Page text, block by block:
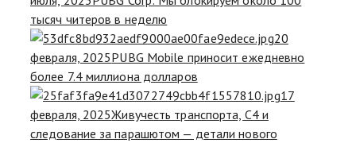
тысяч читеров в неделю
20
февраля, 2025PUBG Mobile приносит ежедневно
более 7.4 миллиона долларов
17
февраля, 2025Живучесть транспорта, C4 и
следование за парашютом — детали нового